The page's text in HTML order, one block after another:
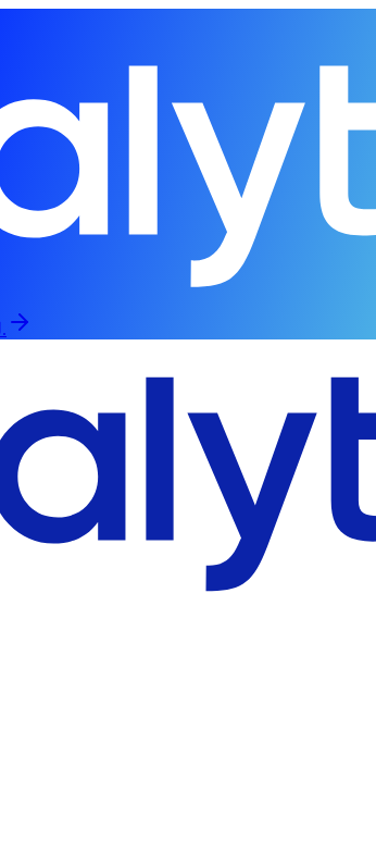
تعود الفعالية العالمية لرؤية الذكاء الاصطناعي في 13 سبتمبر، حضورياً وعبر الإنترنت.